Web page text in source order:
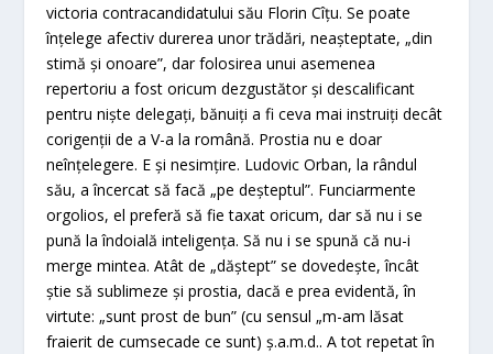
victoria contracandidatului său Florin Cîţu. Se poate
înţelege afectiv durerea unor trădări, neaşteptate, „din
stimă şi onoare”, dar folosirea unui asemenea
repertoriu a fost oricum dezgustător şi descalificant
pentru nişte delegaţi, bănuiţi a fi ceva mai instruiţi decât
corigenţii de a V-a la română. Prostia nu e doar
neînţelegere. E şi nesimţire. Ludovic Orban, la rândul
său, a încercat să facă „pe deşteptul”. Funciarmente
orgolios, el preferă să fie taxat oricum, dar să nu i se
pună la îndoială inteligenţa. Să nu i se spună că nu-i
merge mintea. Atât de „dăştept” se dovedeşte, încât
ştie să sublimeze şi prostia, dacă e prea evidentă, în
virtute: „sunt prost de bun” (cu sensul „m-am lăsat
fraierit de cumsecade ce sunt) ş.a.m.d.. A tot repetat în